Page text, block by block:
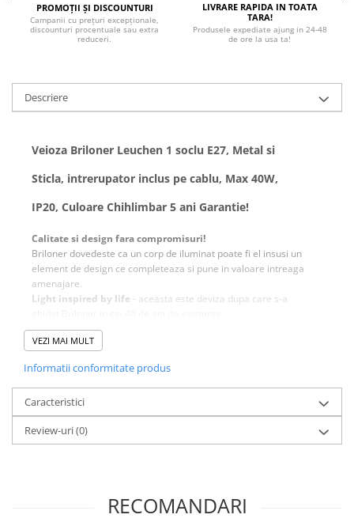
PROMOȚII ȘI DISCOUNTURI
Campanii cu prețuri excepționale,
discounturi procentuale sau extra
reduceri.
LIVRARE RAPIDA IN TOATA
TARA!
Produsele expediate ajung in 24-48
de ore la usa ta!
Descriere
Veioza Briloner Leuchen 1 soclu E27, Metal si
Sticla, intrerupator inclus pe cablu, Max 40W,
IP20, Culoare Chihlimbar 5 ani Garantie!
Calitate si design fara compromisuri!
Briloner dovedeste ca un corp de iluminat poate fi el insusi un
element de design ce completeaza si pune in valoare intreaga
amenajare.
Light inspired by life - aceasta este deviza dupa care s-a
Astazi numele Briloner este sinonim cu inovatia si calitatea
oferind produse cu un design atragator inspirate din viata.
a produselor Briloner.
VEZI MAI MULT
Informatii conformitate produs
Caracteristici
Review-uri(0)
RECOMANDARI